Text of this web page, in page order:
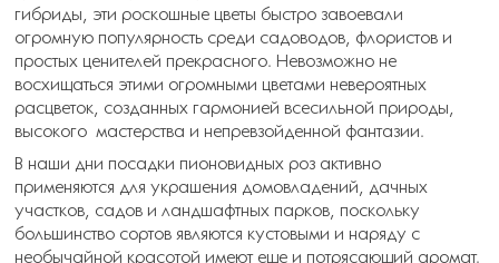
гибриды, эти роскошные цветы быстро завоевали
огромную популярность среди садоводов, флористов и
простых ценителей прекрасного. Невозможно не
восхищаться этими огромными цветами невероятных
расцветок, созданных гармонией всесильной природы,
высокого мастерства и непревзойденной фантазии.
В наши дни посадки пионовидных роз активно
применяются для украшения домовладений, дачных
участков, садов и ландшафтных парков, поскольку
большинство сортов являются кустовыми и наряду с
необычайной красотой имеют еще и потрясающий аромат.